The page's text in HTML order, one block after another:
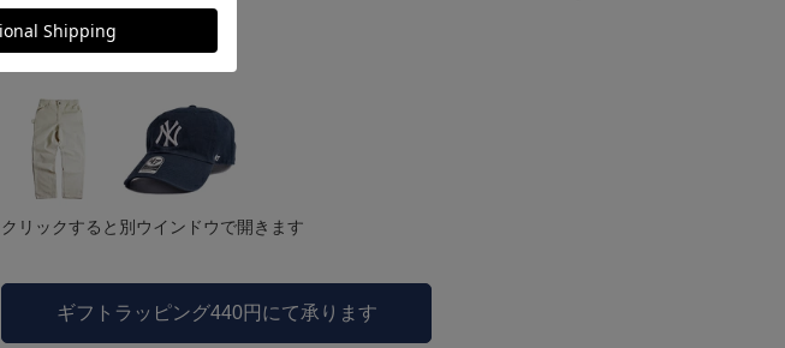
モデル着用他アイテム
クリックすると別ウインドウで開きます
ギフトラッピング440円にて承ります